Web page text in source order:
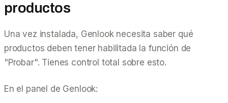
productos
Una vez instalada, Genlook necesita saber qué
productos deben tener habilitada la función de
"Probar". Tienes control total sobre esto.
En el panel de Genlook: